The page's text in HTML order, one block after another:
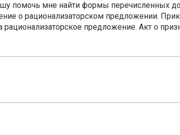
помочь мне найти формы перечисленных
о рационализаторском предложении.
рационализаторское предложение. Акт о